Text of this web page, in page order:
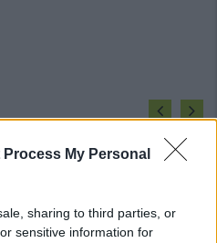
Process My Personal
sharing to third parties, or
sensitive information for